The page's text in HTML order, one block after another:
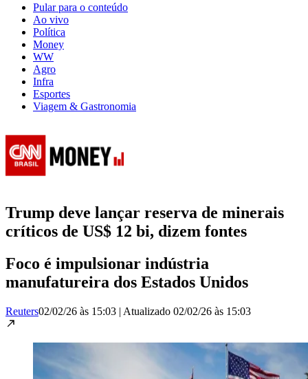
Pular para o conteúdo
Ao vivo
Política
Money
WW
Agro
Infra
Esportes
Viagem & Gastronomia
Trump deve lançar reserva de minerais
críticos de US$ 12 bi, dizem fontes
Foco é impulsionar indústria
manufatureira dos Estados Unidos
Reuters02/02/26 às 15:03 | Atualizado 02/02/26 às 15:03